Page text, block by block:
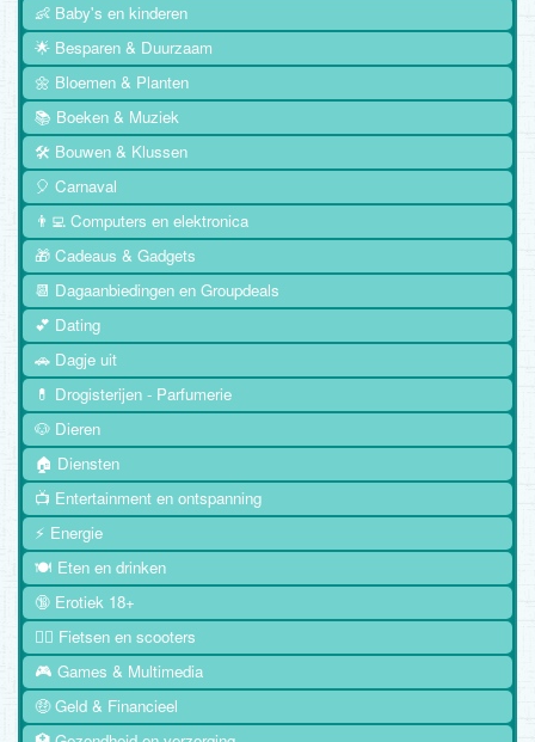
👶 Baby's en kinderen
🌟 Besparen & Duurzaam
🌼 Bloemen & Planten
📚 Boeken & Muziek
🛠️ Bouwen & Klussen
🎈 Carnaval
👨‍💻 Computers en elektronica
🎁 Cadeaus & Gadgets
📆 Dagaanbiedingen en Groupdeals
💕 Dating
🚗 Dagje uit
💊 Drogisterijen - Parfumerie
🐶 Dieren
🏠 Diensten
📺 Entertainment en ontspanning
⚡ Energie
🍽️ Eten en drinken
🔞 Erotiek 18+
🚴‍♂️ Fietsen en scooters
🎮 Games & Multimedia
🤑 Geld & Financieel